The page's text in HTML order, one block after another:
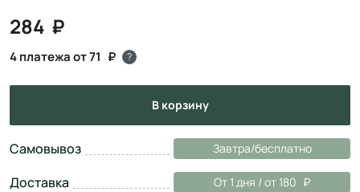
284
4 платежа от 71 ?
в корзину
Самовывоз Завтра/бесплатно
Доставка От 1 дня / от 180